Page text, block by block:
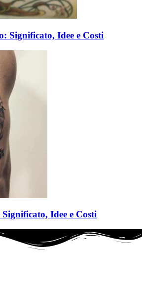
Significato, Idee e Costi
Idee e Costi